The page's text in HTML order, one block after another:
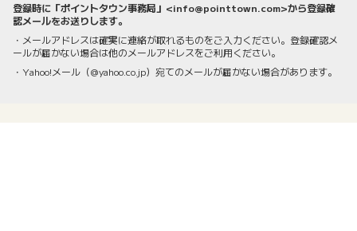
登録時に「ポイントタウン事務局」<info@pointtown.com>から登録確
認メールをお送りします。
・メールアドレスは確実に連絡が取れるものをご入力ください。登録確認メ
ールが届かない場合は他のメールアドレスをご利用ください。
・Yahoo!メール（@yahoo.co.jp）宛てのメールが届かない場合があります。